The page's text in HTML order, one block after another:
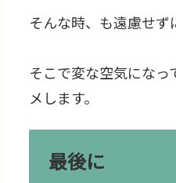
そんな時、も遠慮せず
そこで変な空気にな
メします。
最後に